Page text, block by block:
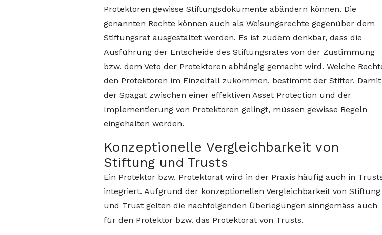
Protektoren gewisse Stiftungsdokumente abändern können. Die
genannten Rechte können auch als Weisungsrechte gegenüber dem
Stiftungsrat ausgestaltet werden. Es ist zudem denkbar, dass die
Ausführung der Entscheide des Stiftungsrates von der Zustimmung
bzw. dem Veto der Protektoren abhängig gemacht wird. Welche
den Protektoren im Einzelfall zukommen, bestimmt der Stifter. Damit
der Spagat zwischen einer effektiven Asset Protection und der
Implementierung von Protektoren gelingt, müssen gewisse Regeln
eingehalten werden.
Konzeptionelle Vergleichbarkeit von
Stiftung und Trusts
Ein Protektor bzw. Protektorat wird in der Praxis häufig auch in
integriert. Aufgrund der konzeptionellen Vergleichbarkeit von Stiftung
und Trust gelten die nachfolgenden Überlegungen sinngemäss auch
für den Protektor bzw. das Protektorat von Trusts.